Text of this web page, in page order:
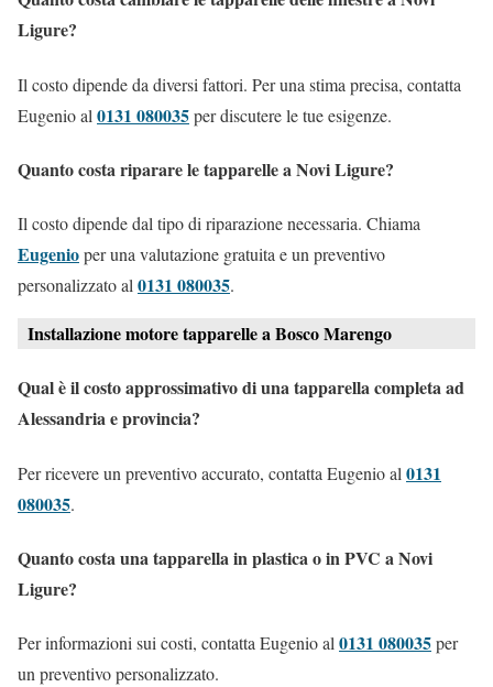
Ligure?
Il costo dipende da diversi fattori. Per una stima precisa, contatta
Eugenio al 0131 080035per discutere le tue esigenze.
Quanto costa riparare le tapparelle a Novi Ligure?
Il costo dipende dal tipo di riparazione necessaria. Chiama
Eugenioper una valutazione gratuita e un preventivo
personalizzato al 0131 080035.
Installazione motore tapparelle a Bosco Marengo
Qual è il costo approssimativo di una tapparella completa ad
Alessandria e provincia?
Per ricevere un preventivo accurato, contatta Eugenio al 0131
080035.
Quanto costa una tapparella in plastica o in PVC a Novi
Ligure?
Per informazioni sui costi, contatta Eugenio al 0131 080035per
un preventivo personalizzato.